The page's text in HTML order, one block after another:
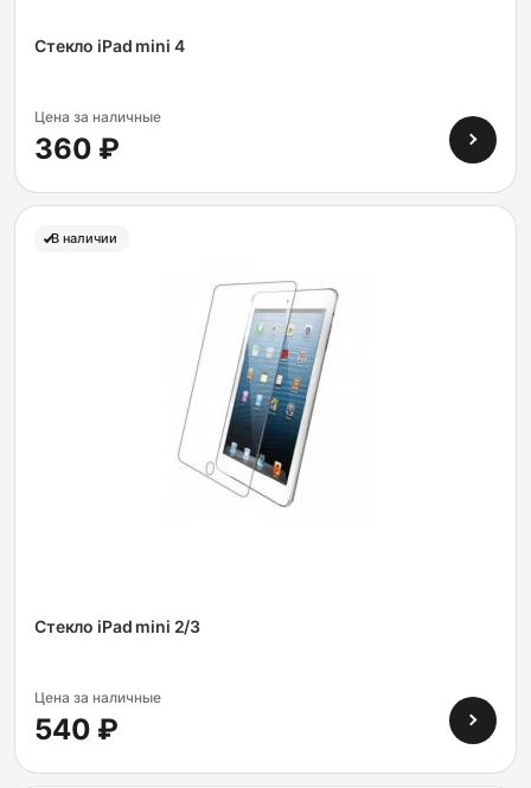
Стекло iPad mini 4
Цена за наличные
360 ₽
В наличии
Стекло iPad mini 2/3
Цена за наличные
540 ₽